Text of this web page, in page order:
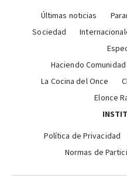
Últimas noticias
Sociedad
Haciendo Comunidad
La Cocina del Once
Elonce
Política de Privacidad
Normas de